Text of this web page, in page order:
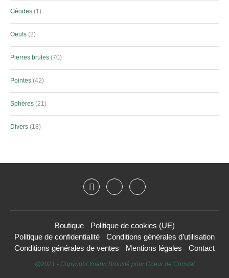
Géodes 1
Oeufs 2
Pierres brutes 70
Pointes 42
Sphères 21
Divers 18
Boutique
Politique de cookies (UE)
Politique de confidentialité
Conditions générales d’utilisation
Conditions générales de ventes
Mentions légales Contact
@2021 - Copyright Yoann Brousté pour Coeur de Christal